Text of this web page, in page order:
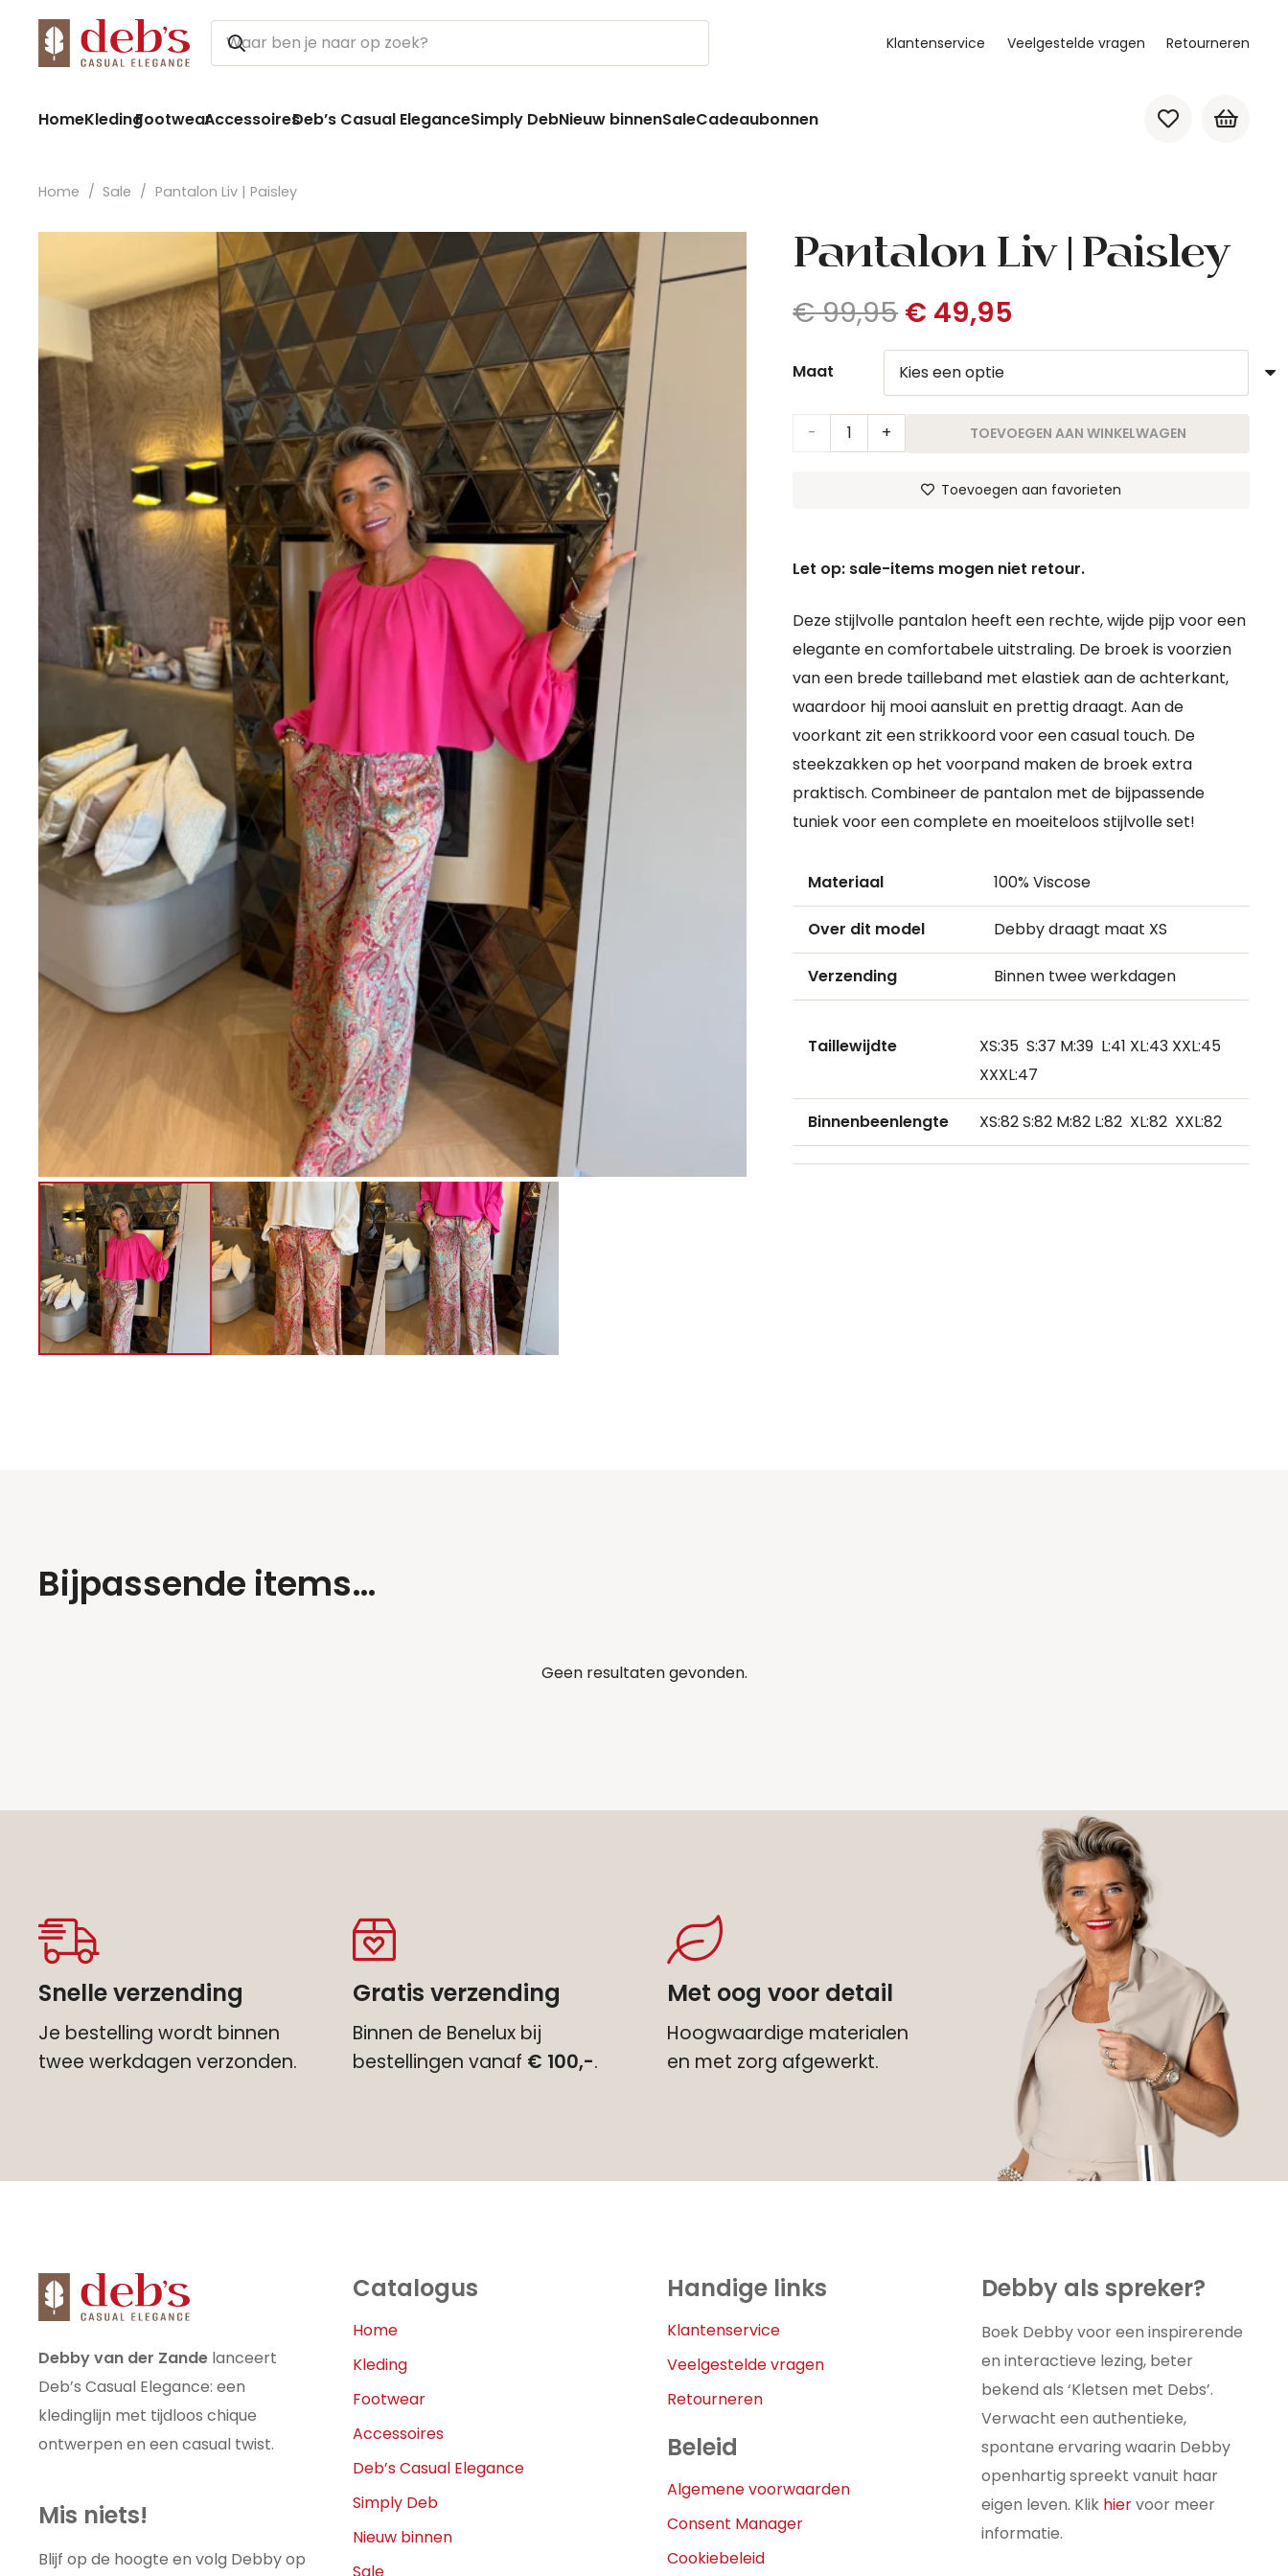
Klantenservice Veelgestelde vragen Retourneren
HomeKledingFootwearAccessoiresDeb’s Casual EleganceSimply DebNieuw binnenSaleCadeaubonnen
Home / Sale / Pantalon Liv | Paisley
Pantalon Liv | Paisley
€99,95 Oorspronkelijke
prijs
was:
€ 99,95.
€ 49,95
prijs
€ 49,95.
Maat
Pantalon
TOEVOEGEN AAN WINKELWAGEN
Toevoegen aan favorieten
Let op: sale-items mogen niet retour.
Deze stijlvolle pantalon heeft een rechte, wijde pijp voor een
elegante en comfortabele uitstraling. De broek is voorzien
van een brede tailleband met elastiek aan de achterkant,
waardoor hij mooi aansluit en prettig draagt. Aan de
voorkant zit een strikkoord voor een casual touch. De
steekzakken op het voorpand maken de broek extra
praktisch. Combineer de pantalon met de bijpassende
tuniek voor een complete en moeiteloos stijlvolle set!
Materiaal 100% Viscose
Over dit model Debby draagt maat XS
Verzending Binnen twee werkdagen
Taillewijdte
XS:35 S:37 M:39 L:41 XL:43 XXL:45
XXXL:47
Binnenbeenlengte XS:82 S:82 M:82 L:82 XL:82 XXL:82
Bijpassende items…
Geen resultaten gevonden.
Snelle verzending
Je bestelling wordt binnen
twee werkdagen verzonden.
Gratis verzending
Binnen de Benelux bij
bestellingen vanaf € 100,-.
Met oog voor detail
Hoogwaardige materialen
en met zorg afgewerkt.
Debby van der Zande lanceert
Deb’s Casual Elegance: een
kledinglijn met tijdloos chique
ontwerpen en een casual twist.
Mis niets!
Blijf op de hoogte en volg Debby op
Catalogus
Home
Kleding
Footwear
Accessoires
Deb’s Casual Elegance
Simply Deb
Nieuw binnen
Handige links
Klantenservice
Veelgestelde vragen
Retourneren
Beleid
Algemene voorwaarden
Consent Manager
Cookiebeleid
Debby als spreker?
Boek Debby voor een inspirerende
en interactieve lezing, beter
bekend als ‘Kletsen met Debs’.
Verwacht een authentieke,
spontane ervaring waarin Debby
openhartig spreekt vanuit haar
eigen leven. Klik hiervoor meer
informatie.